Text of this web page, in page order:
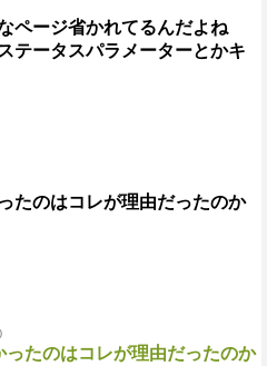
ページ省かれてるんだよね
テータスパラメーターとかキ
たのはコレが理由だったのか
たのはコレが理由だったのか